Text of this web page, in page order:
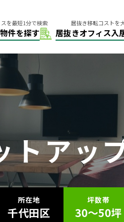
トアッ
所在地
千代田区
坪数帯
30～50坪